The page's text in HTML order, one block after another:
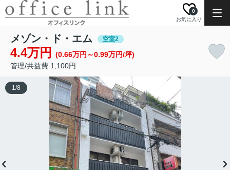
お気に入り
0
メゾン・ド・エム 空室2
4.4万円
(0.66万円～0.99万円/坪)
管理/共益費 1,100円
1/8